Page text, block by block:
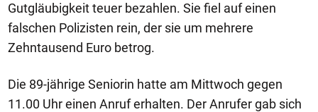
Gutgläubigkeit teuer bezahlen. Sie fiel auf einen
falschen Polizisten rein, der sie um mehrere
Zehntausend Euro betrog.
Die 89-jährige Seniorin hatte am Mittwoch gegen
11.00 Uhr einen Anruf erhalten. Der Anrufer gab sich